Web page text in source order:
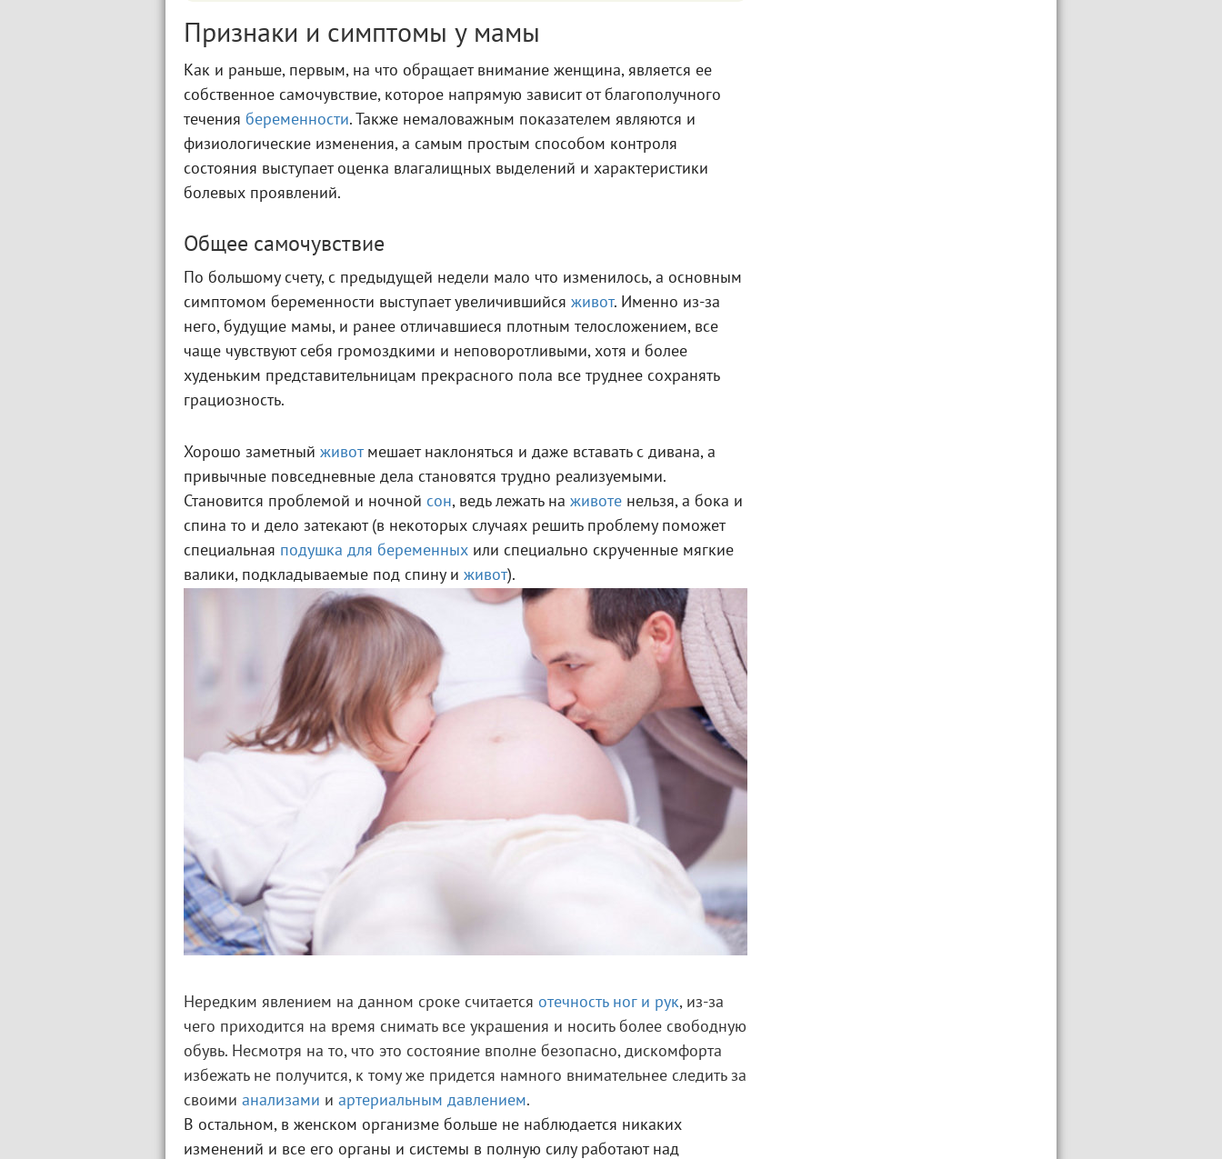
Признаки и симптомы у мамы
Как и раньше, первым, на что обращает внимание женщина, является ее
собственное самочувствие, которое напрямую зависит от благополучного
течения беременности. Также немаловажным показателем являются и
физиологические изменения, а самым простым способом контроля
состояния выступает оценка влагалищных выделений и характеристики
болевых проявлений.
Общее самочувствие
По большому счету, с предыдущей недели мало что изменилось, а основным
симптомом беременности выступает увеличившийся живот. Именно из-за
него, будущие мамы, и ранее отличавшиеся плотным телосложением, все
чаще чувствуют себя громоздкими и неповоротливыми, хотя и более
худеньким представительницам прекрасного пола все труднее сохранять
грациозность.
Хорошо заметный животмешает наклоняться и даже вставать с дивана, а
привычные повседневные дела становятся трудно реализуемыми.
Становится проблемой и ночной сон, ведь лежать на животе нельзя, а бока и
спина то и дело затекают (в некоторых случаях решить проблему поможет
специальная подушка для беременных или специально скрученные мягкие
валики, подкладываемые под спину и живот).
Нередким явлением на данном сроке считается отечность ног и рук, из-за
чего приходится на время снимать все украшения и носить более свободную
обувь. Несмотря на то, что это состояние вполне безопасно, дискомфорта
избежать не получится, к тому же придется намного внимательнее следить за
своими анализами и артериальным давлением.
В остальном, в женском организме больше не наблюдается никаких
изменений и все его органы и системы в полную силу работают над